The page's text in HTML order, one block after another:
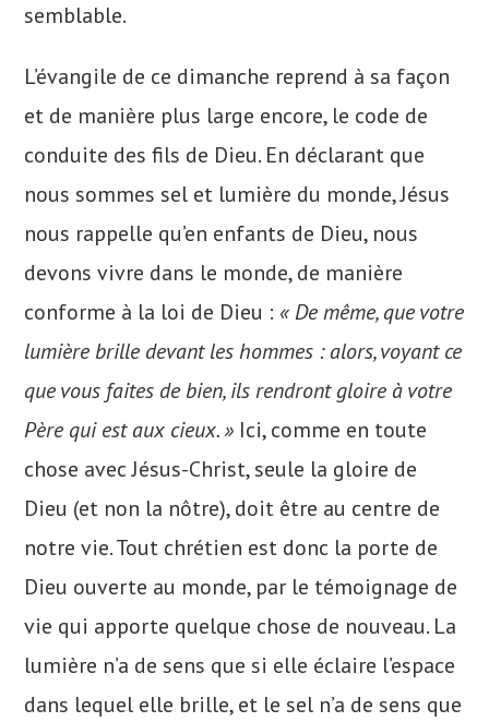
semblable.
L’évangile de ce dimanche reprend à sa façon
et de manière plus large encore, le code de
conduite des fils de Dieu. En déclarant que
nous sommes sel et lumière du monde, Jésus
nous rappelle qu’en enfants de Dieu, nous
devons vivre dans le monde, de manière
conforme à la loi de Dieu : « De même, que votre
lumière brille devant les hommes : alors, voyant ce
que vous faites de bien, ils rendront gloire à votre
Père qui est aux cieux. » Ici, comme en toute
chose avec Jésus-Christ, seule la gloire de
Dieu (et non la nôtre), doit être au centre de
notre vie. Tout chrétien est donc la porte de
Dieu ouverte au monde, par le témoignage de
vie qui apporte quelque chose de nouveau. La
lumière n’a de sens que si elle éclaire l’espace
dans lequel elle brille, et le sel n’a de sens que